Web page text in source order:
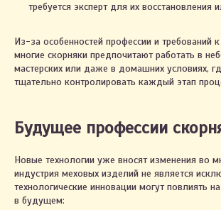
требуется эксперт для их восстановления
Из-за особенностей профессии и требований
многие скорняки предпочитают работать в
мастерских или даже в домашних условиях,
тщательно контролировать каждый этап
Будущее профессии
Новые технологии уже вносят изменения во
индустрия меховых изделий не является
технологические инновации могут повлиять
в будущем: